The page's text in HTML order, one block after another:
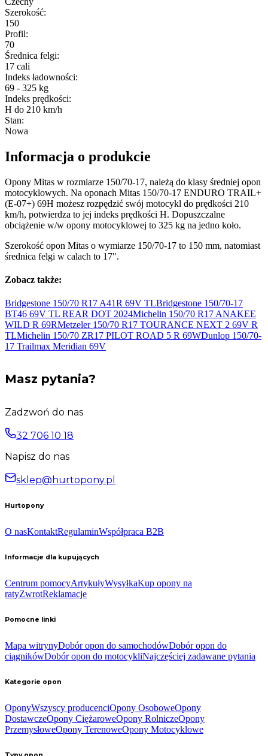
Szerokość:
150
Profil:
70
Średnica felgi:
17 cali
Indeks ładowności:
69 - 325 kg
Indeks prędkości:
H do 210 km/h
Stan:
Nowa
Informacja o produkcie
Opony Mitas w rozmiarze 150/70-17, należą do klasy średniej opon
motocyklowych. Na oponach Mitas 150/70-17 ENDURO TRAIL+
(E-07+) 69H możesz rozpędzić swój motocykl do prędkości 210
km/h, potwierdza to jej indeks prędkości H. Dopuszczalne
obciążenie w/w opony motocyklowej to 325 kg na jedno koło.
Szerokość opon Mitas o wymiarze 150/70-17 to 150 mm, natomiast
średnica felgi w calach to 17".
Zobacz także:
Bridgestone 150/70 R17 A41R 69V TLBridgestone 150/70-17
BT46 69V TL REAR DOT 2024Michelin 150/70 R17 ANAKEE
WILD R 69RMetzeler 150/70 R17 TOURANCE NEXT 2 69V R
TLMichelin 150/70 ZR17 PILOT ROAD 5 R 69WDunlop 150/70-
17 Trailmax Meridian 69V
Masz pytania?
Zadzwoń do nas
32 706 10 18
Napisz do nas
sklep@hurtopony.pl
Hurtopony
O nasKontaktRegulaminWspółpraca B2B
Informacje dla kupujących
Centrum pomocyArtykułyWysyłkaKup opony na
ratyZwrotReklamacje
Pomocne linki
Mapa witrynyDobór opon do samochodówDobór opon do
ciągnikówDobór opon do motocykliNajczęściej zadawane pytania
Kategorie opon
OponyWszyscy producenciOpony OsoboweOpony
DostawczeOpony CiężaroweOpony RolniczeOpony
PrzemysłoweOpony TerenoweOpony Motocyklowe